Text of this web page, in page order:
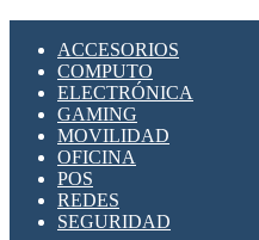
SUPRESOR DE
APLICACIONES
ACCESORIOS
COMPUTO
ELECTRÓNICA
GAMING
MOVILIDAD
OFICINA
POS
REDES
SEGURIDAD